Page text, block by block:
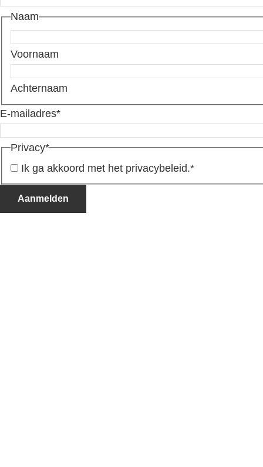
Naam
Voornaam
Achternaam
E-mailadres*
Privacy*
Ik ga akkoord met het privacybeleid.*
Aanmelden